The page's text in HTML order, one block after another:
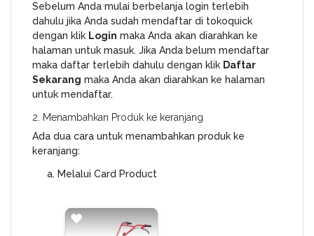
Sebelum Anda mulai berbelanja login terlebih
dahulu jika Anda sudah mendaftar di tokoquick
dengan klik Login maka Anda akan diarahkan ke
halaman untuk masuk. Jika Anda belum mendaftar
maka daftar terlebih dahulu dengan klik Daftar
Sekarang maka Anda akan diarahkan ke halaman
untuk mendaftar.
2. Menambahkan Produk ke keranjang
Ada dua cara untuk menambahkan produk ke
keranjang:
Melalui Card Product